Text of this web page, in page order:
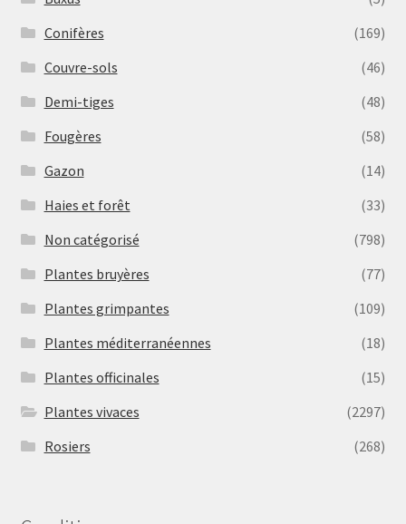
Conifères
(169)
Couvre-sols
(46)
Demi-tiges
(48)
Fougères
(58)
Gazon
(14)
Haies et forêt
(33)
Non catégorisé
(798)
Plantes bruyères
(77)
Plantes grimpantes
(109)
Plantes méditerranéennes
(18)
Plantes officinales
(15)
Plantes vivaces
(2297)
Rosiers
(268)